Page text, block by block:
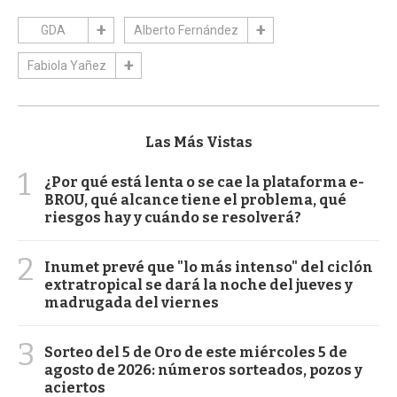
GDA Alberto Fernández
Fabiola Yañez
Las Más Vistas
1
¿Por qué está lenta o se cae la plataforma e-
BROU, qué alcance tiene el problema, qué
riesgos hay y cuándo se resolverá?
2
Inumet prevé que "lo más intenso" del ciclón
extratropical se dará la noche del jueves y
madrugada del viernes
3
Sorteo del 5 de Oro de este miércoles 5 de
agosto de 2026: números sorteados, pozos y
aciertos